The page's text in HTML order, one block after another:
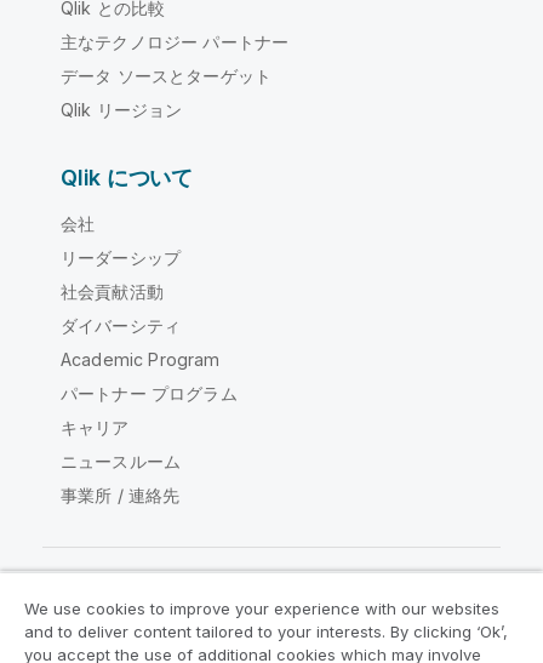
Qlik との比較
主なテクノロジー パートナー
データ ソースとターゲット
Qlik リージョン
Qlik について
会社
リーダーシップ
社会貢献活動
ダイバーシティ
Academic Program
パートナー プログラム
キャリア
ニュースルーム
事業所 / 連絡先
Qlik コミュニティ
We use cookies to improve your experience with our websites
and to deliver content tailored to your interests. By clicking ‘Ok’,
you accept the use of additional cookies which may involve